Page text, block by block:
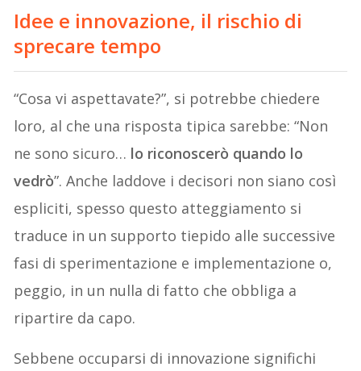
Idee e innovazione, il rischio di
sprecare tempo
“Cosa vi aspettavate?”, si potrebbe chiedere
loro, al che una risposta tipica sarebbe: “Non
ne sono sicuro… lo riconoscerò quando lo
vedrò”. Anche laddove i decisori non siano così
espliciti, spesso questo atteggiamento si
traduce in un supporto tiepido alle successive
fasi di sperimentazione e implementazione o,
peggio, in un nulla di fatto che obbliga a
ripartire da capo.
Sebbene occuparsi di innovazione significhi